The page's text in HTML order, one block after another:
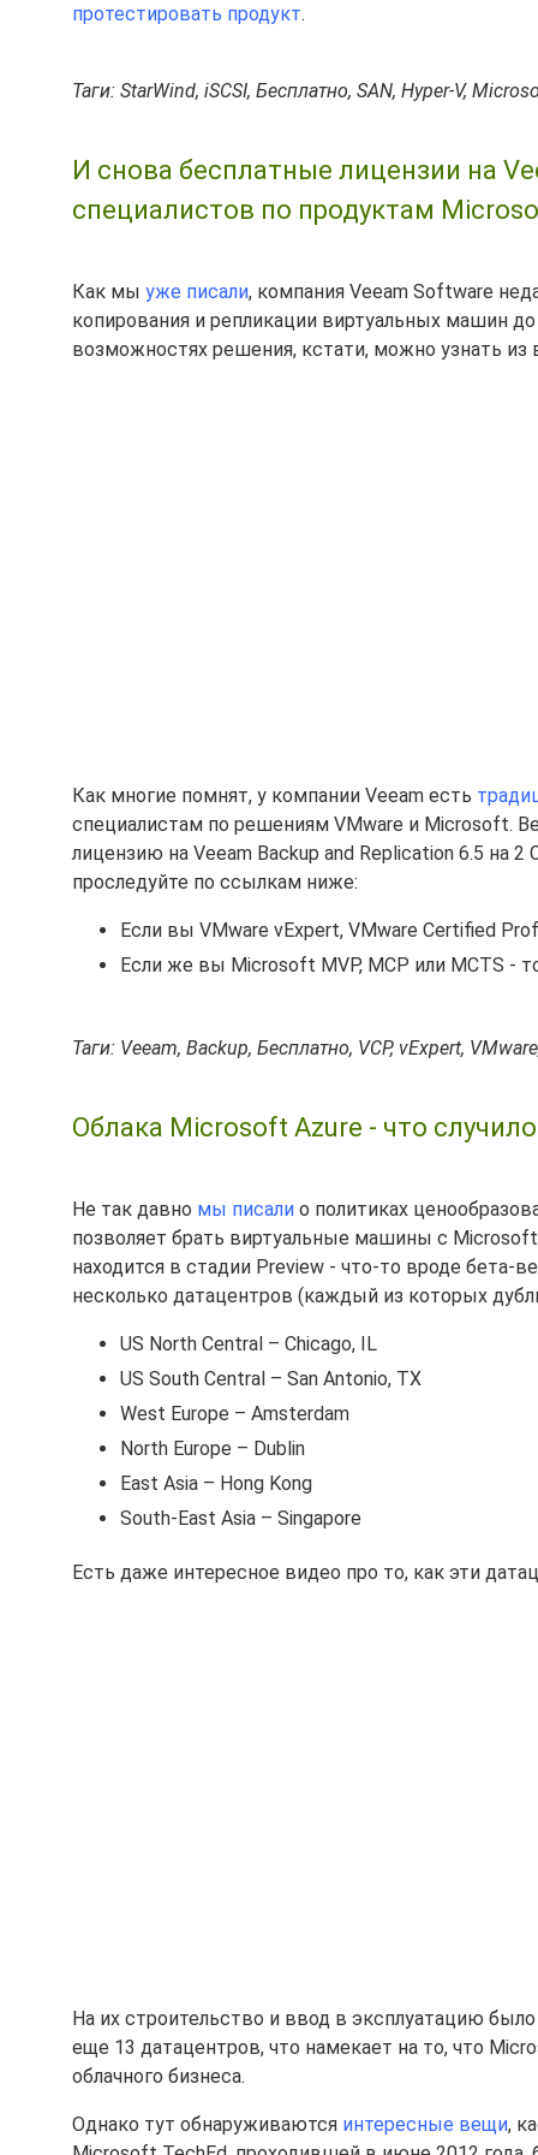
протестировать продукт.
Таги: StarWind, iSCSI, Бесплатно, SAN, Hyper-V,
И снова бесплатные лицензии на
специалистов по продуктам
Как мы уже писали, компания Veeam Software
копирования и репликации виртуальных машин
возможностях решения, кстати, можно узнать из
Как многие помнят, у компании Veeam есть
специалистам по решениям VMware и Microsoft.
лицензию на Veeam Backup and Replication 6.5 на
проследуйте по ссылкам ниже:
Если вы VMware vExpert, VMware Certified
Если же вы Microsoft MVP, MCP или MCTS -
Таги: Veeam, Backup, Бесплатно, VCP, vExpert,
Облака Microsoft Azure - что
Не так давно мы писали о политиках
позволяет брать виртуальные машины с Microsoft
находится в стадии Preview - что-то вроде бета-
несколько датацентров (каждый из которых
US North Central – Chicago, IL
US South Central – San Antonio, TX
West Europe – Amsterdam
North Europe – Dublin
East Asia – Hong Kong
South-East Asia – Singapore
Есть даже интересное видео про то, как эти
На их строительство и ввод в эксплуатацию
еще 13 датацентров, что намекает на то, что
облачного бизнеса.
Однако тут обнаруживаются интересные вещи,